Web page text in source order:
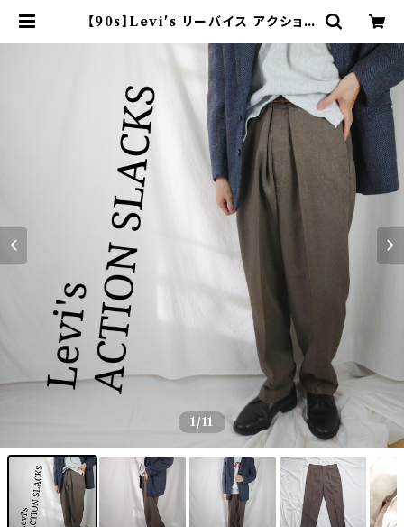
【90s】Levi's リーバイス アクション
屋 9chord
1/11